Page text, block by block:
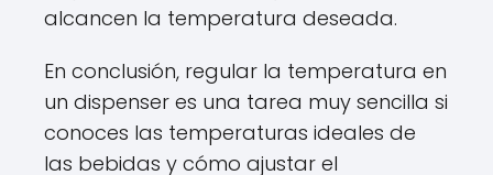
alcancen la temperatura deseada.
En conclusión, regular la temperatura en
un dispenser es una tarea muy sencilla si
conoces las temperaturas ideales de
las bebidas y cómo ajustar el